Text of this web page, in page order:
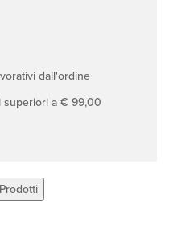
dall'ordine
superiori a € 99,00